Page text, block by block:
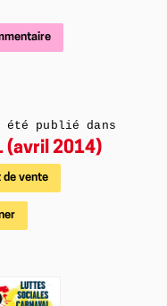
publié dans
(avril 2014)
de vente